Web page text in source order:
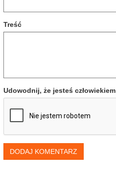
Treść
Udowodnij, że jesteś człowiekiem
DODAJ KOMENTARZ